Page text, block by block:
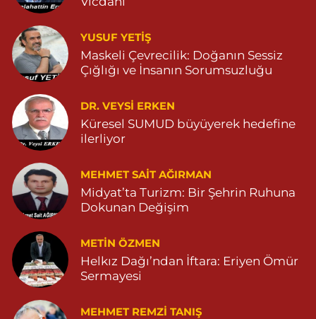
Çınarbaş Eczanesi
BAHÇEBAŞI MAHALLESİ HANSEHATUN CADDE NO:120 C
04825911015
0 (482) 591 10 15
Şahin Eczanesi
KAPLAN MAHALLESİ MARDİN CADDESİ NO:25 C 05551514905
Özdemir Eczanesi
YENİ MAHALLE 3086 SOKAK NO:4 3 04825413121
0 (482) 541 31 21
YUSUF YETİŞ
Maskeli Çevrecilik: Doğanın Sessiz
Çığlığı ve İnsanın Sorumsuzluğu
DR. VEYSI ERKEN
Küresel SUMUD büyüyerek hedefine
ilerliyor
MEHMET SAIT AĞIRMAN
Midyat’ta Turizm: Bir Şehrin Ruhuna
Dokunan Değişim
METIN ÖZMEN
Helkız Dağı’ndan İftara: Eriyen Ömür
Sermayesi
MEHMET REMZI TANIŞ